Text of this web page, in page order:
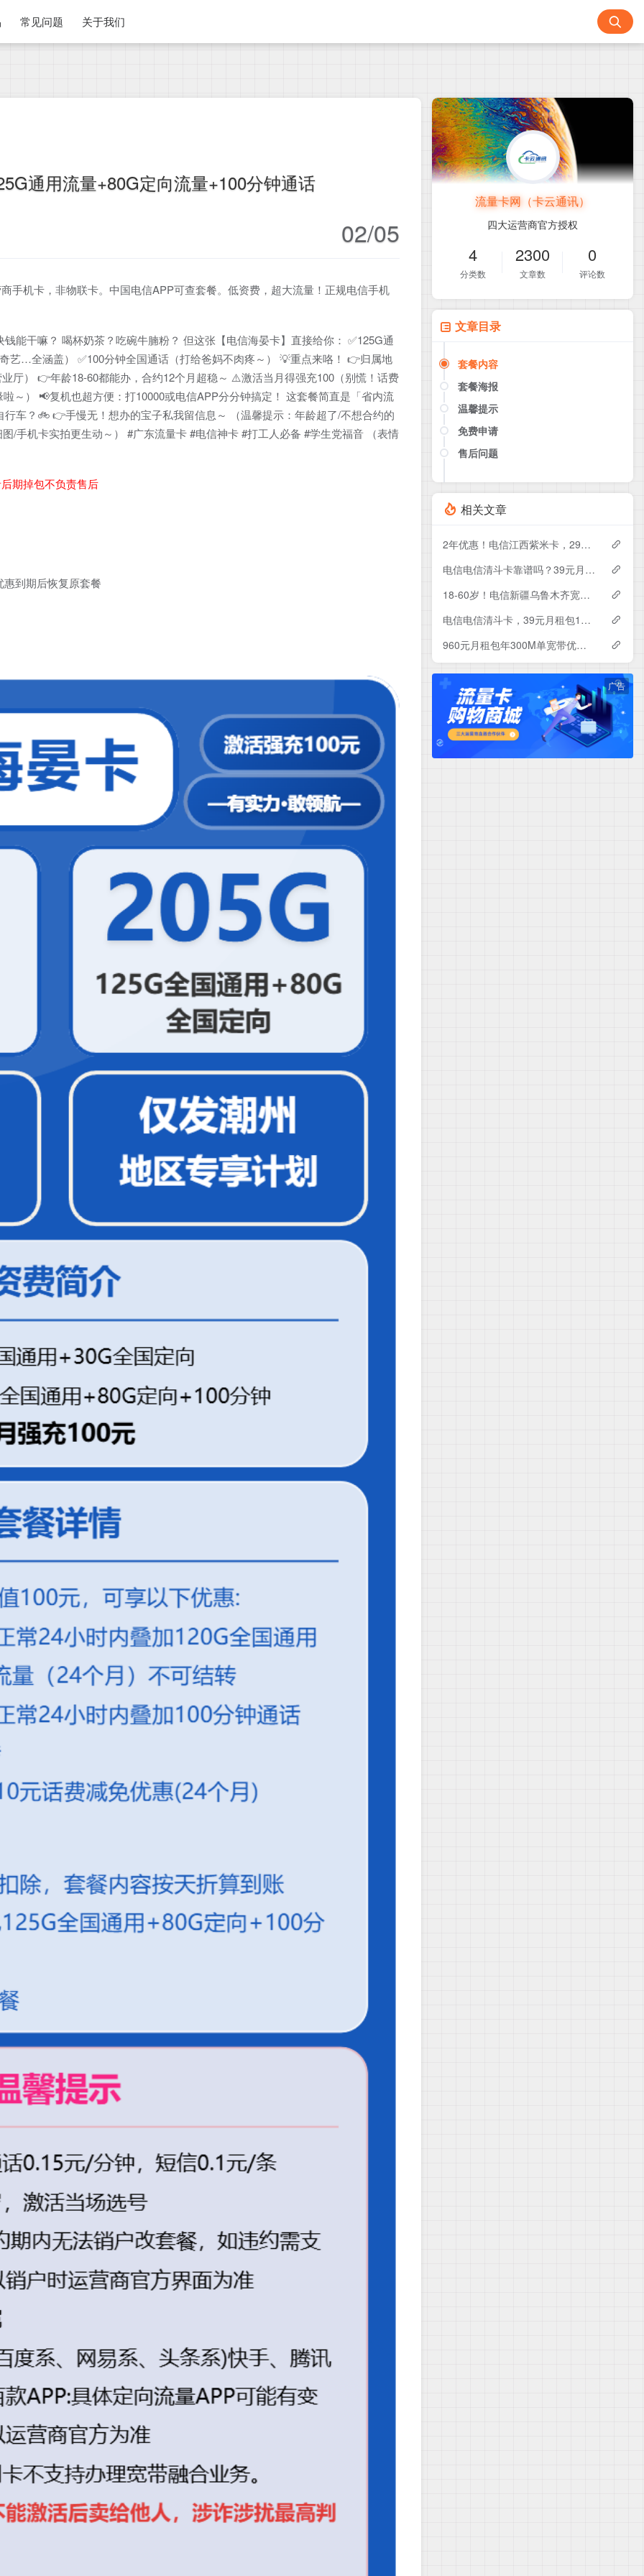
常见问题 关于我们
通用流量+80G定向流量+100分钟通话
02/05
手机卡，非物联卡。中国电信APP可查套餐。低资费，超大流量！正规电信手机
能干嘛？ 喝杯奶茶？吃碗牛腩粉？ 但这张【电信海晏卡】直接给你： ✅125G通
艺…全涵盖） ✅100分钟全国通话（打给爸妈不肉疼～） 💡重点来咯！ 👉归属地
厅） 👉年龄18-60都能办，合约12个月超稳～ ⚠️激活当月得强充100（别慌！话费
～） 📢复机也超方便：打10000或电信APP分分钟搞定！ 这套餐简直是「省内流
车？🚲 👉手慢无！想办的宝子私我留信息～ （温馨提示：年龄超了/不想合约的
/手机卡实拍更生动～） #广东流量卡 #电信神卡 #打工人必备 #学生党福音 （表情
期掉包不负责售后
到期后恢复原套餐
流量卡网（卡云通讯）
四大运营商官方授权
4
分类数
2300
文章数
0
评论数
文章目录
套餐内容
套餐海报
温馨提示
免费申请
点击这里或者手机扫描下方二维码
售后问题
相关文章
2年优惠！电信江西紫米卡，29元月租包500G+200分钟
电信电信清斗卡靠谱吗？39元月租包185G+200分钟实测分享
18-60岁！电信新疆乌鲁木齐宽带卡，119-229元月租1200-1800M120-240G+1300-3000分钟融合宽带套餐
电信电信清斗卡，39元月租包185G+200分钟
960元月租包年300M单宽带优惠套餐！电信辽宁沈阳宽带卡套餐详情与办理指南
广告